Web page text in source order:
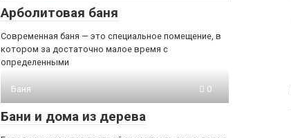
Арболитовая баня
Современная баня — это специальное помещение, в
котором за достаточно малое время с
определенными
Баня 0
Бани и дома из дерева